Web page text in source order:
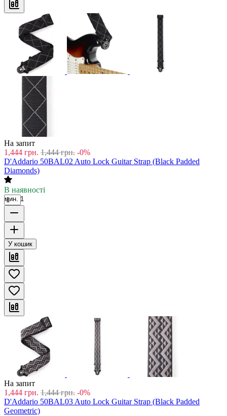
На запит
1,444 грн. 1,444 грн. -0%
D'Addario 50BAL02 Auto Lock Guitar Strap (Black Padded
Diamonds)
В наявності
мин. 1
У кошик
На запит
1,444 грн. 1,444 грн. -0%
D'Addario 50BAL03 Auto Lock Guitar Strap (Black Padded
Geometric)